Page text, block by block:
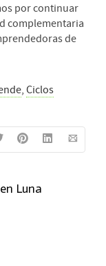
por continuar
complementaria
de
, Ciclos
Luna